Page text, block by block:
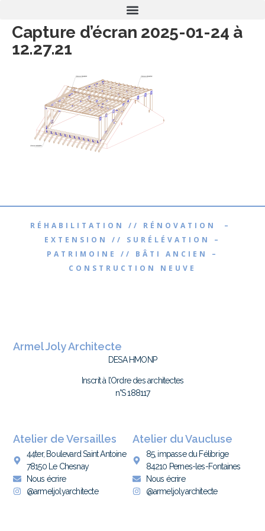
Capture d’écran 2025-01-24 à
12.27.21
RÉHABILITATION // RÉNOVATION –
EXTENSION // SURÉLÉVATION –
PATRIMOINE // BÂTI ANCIEN –
CONSTRUCTION NEUVE
Armel Joly Architecte
DESA HMONP
Inscrit à l’Ordre des architectes
n°S 188117
Atelier de Versailles
44ter, Boulevard Saint Antoine
78150 Le Chesnay
Nous écrire
@armeljolyarchitecte
Atelier du Vaucluse
85, impasse du Félibrige
84210 Pernes-les-Fontaines
Nous écrire
@armeljolyarchitecte